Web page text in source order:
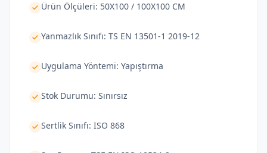
Ürün Ölçüleri: 50X100 / 100X100 CM
Yanmazlık Sınıfı: TS EN 13501-1 2019-12
Uygulama Yöntemi: Yapıştırma
Stok Durumu: Sınırsız
Sertlik Sınıfı: ISO 868